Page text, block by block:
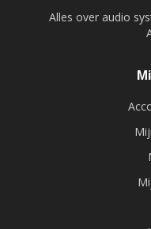
Alles over audio